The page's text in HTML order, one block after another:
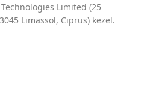
Limited (25
Limassol, Ciprus) kezel.